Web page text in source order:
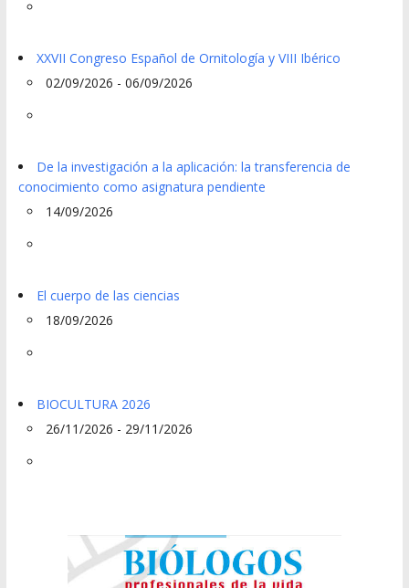
XXVII Congreso Español de Ornitología y VIII Ibérico
02/09/2026 - 06/09/2026
De la investigación a la aplicación: la transferencia de
conocimiento como asignatura pendiente
14/09/2026
El cuerpo de las ciencias
18/09/2026
BIOCULTURA 2026
26/11/2026 - 29/11/2026